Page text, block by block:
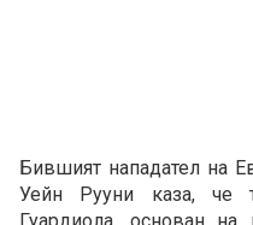
Бившият нападател на
Уейн Рууни каза, че